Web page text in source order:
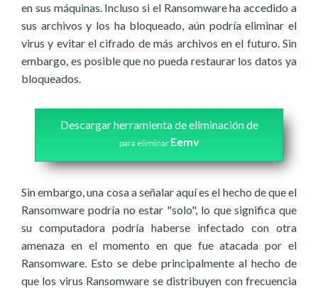
en sus máquinas. Incluso si el Ransomware ha accedido a
sus archivos y los ha bloqueado, aún podría eliminar el
virus y evitar el cifrado de más archivos en el futuro. Sin
embargo, es posible que no pueda restaurar los datos ya
bloqueados.
Descargar herramienta de eliminación de
para eliminar Eemv
Sin embargo, una cosa a señalar aquí es el hecho de que el
Ransomware podría no estar "solo", lo que significa que
su computadora podría haberse infectado con otra
amenaza en el momento en que fue atacada por el
Ransomware. Esto se debe principalmente al hecho de
que los virus Ransomware se distribuyen con frecuencia